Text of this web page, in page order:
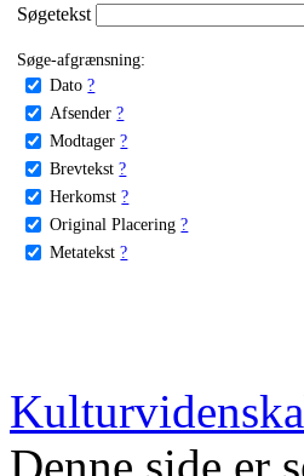
Søgetekst
Søge-afgrænsning:
Dato ?
Afsender ?
Modtager ?
Brevtekst ?
Herkomst ?
Original Placering ?
Metatekst ?